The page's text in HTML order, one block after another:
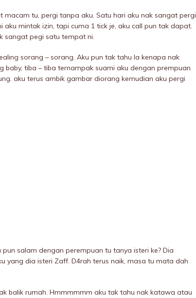
macam tu, pergi tanpa aku. Satu hari aku nak sangat pergi
mintak izin, tapi cuma 1 tick je, aku call pun tak dapat.
sangat pegi satu tempat ni.
sorang – sorang. Aku pun tak tahu la kenapa nak
baby, tiba – tiba ternampak suami aku dengan prempuan
aku terus ambik gambar diorang kemudian aku pergi
salam dengan perempuan tu tanya isteri ke? Dia
yang dia isteri Zaff. D4rah terus naik, masa tu mata dah
balik rumah. Hmmmmmm aku tak tahu nak katawa atau